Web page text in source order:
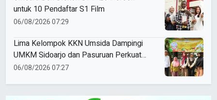
untuk 10 Pendaftar S1 Film
06/08/2026 07:29
Lima Kelompok KKN Umsida Dampingi
UMKM Sidoarjo dan Pasuruan Perkuat
Legalitas hingga Pemasaran Digital
06/08/2026 07:27